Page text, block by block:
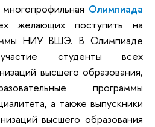
Олимпиада
желающих поступить на
НИУ ВШЭ. В Олимпиаде
студенты всех
высшего образования,
программы
а также выпускники
высшего образования